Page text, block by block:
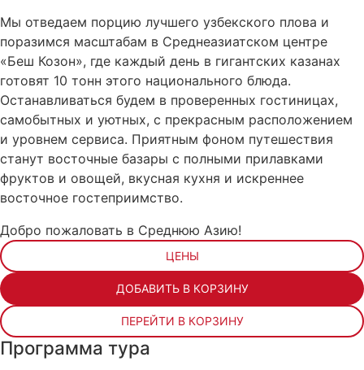
Мы отведаем порцию лучшего узбекского плова и
поразимся масштабам в Среднеазиатском центре
«Беш Козон», где каждый день в гигантских казанах
готовят 10 тонн этого национального блюда.
Останавливаться будем в проверенных гостиницах,
самобытных и уютных, с прекрасным расположением
и уровнем сервиса. Приятным фоном путешествия
станут восточные базары с полными прилавками
фруктов и овощей, вкусная кухня и искреннее
восточное гостеприимство.
Добро пожаловать в Среднюю Азию!
ЦЕНЫ
ДОБАВИТЬ В КОРЗИНУ
ПЕРЕЙТИ В КОРЗИНУ
Программа тура